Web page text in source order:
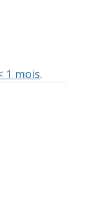
1 mois.